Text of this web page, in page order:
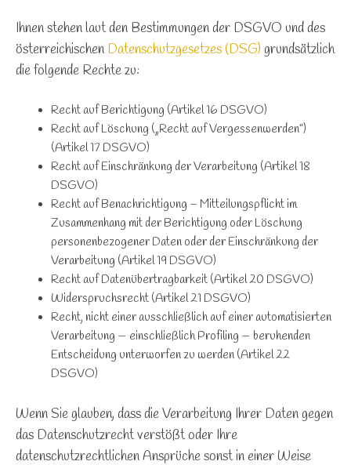
Ihnen stehen laut den Bestimmungen der DSGVO und des
österreichischen Datenschutzgesetzes (DSG) grundsätzlich
die folgende Rechte zu:
Recht auf Berichtigung (Artikel 16 DSGVO)
Recht auf Löschung („Recht auf Vergessenwerden“)
(Artikel 17 DSGVO)
Recht auf Einschränkung der Verarbeitung (Artikel 18
DSGVO)
Recht auf Benachrichtigung – Mitteilungspflicht im
Zusammenhang mit der Berichtigung oder Löschung
personenbezogener Daten oder der Einschränkung der
Verarbeitung (Artikel 19 DSGVO)
Recht auf Datenübertragbarkeit (Artikel 20 DSGVO)
Widerspruchsrecht (Artikel 21 DSGVO)
Recht, nicht einer ausschließlich auf einer automatisierten
Verarbeitung — einschließlich Profiling — beruhenden
Entscheidung unterworfen zu werden (Artikel 22
DSGVO)
Wenn Sie glauben, dass die Verarbeitung Ihrer Daten gegen
das Datenschutzrecht verstößt oder Ihre
datenschutzrechtlichen Ansprüche sonst in einer Weise